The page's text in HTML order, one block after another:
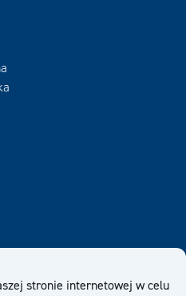
stronie internetowej w celu